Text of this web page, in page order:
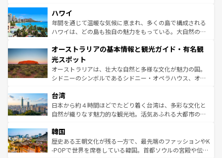
着のスイス情報は
のような巨大都市は、観光、ショッピング、エンターテイ
ンメントが詰まった刺激的なスポットだ。一方、アメリカ
西部には大自然が広がり、グランドキャニオンやイエロー
部のニューオーリンズでは、音楽と美食が融合した独特の
文化が魅力。旅行者はアメリカの各地域で異なる魅力を楽
しみながら、その多様性と豊かな歴史を感じることができ
るだろう。車でのロードトリップや列車の旅も、アメリカ
情報は
ハワイ
年間を通じて温暖な気候に恵まれ、多くの島で構成される
ハワイは、どの島も独自の魅力をもっている。大自然の神
ワイ島は見逃せない。また、定番の観光地といえばオアフ
島だが、静かな自然を求めるならマウイ島やカウアイ島が
おすすめ。エメラルドグリーンに輝く海をはじめ、豊かな
文化や歴史が息づいている。「アロハスピリット」と呼ば
人々、おいしいローカルフードやハワイアンミュージッ
ク、伝統的なフラダンスなど、すべてがハワイの魅力を彩
っている。訪れるたびに新しい発見と感動が待っているハ
はコンテンツ一覧
オーストラリアの基本情報と観光ガイド・有名観
光スポット
オーストラリアは、壮大な自然と多様な文化が魅力の国。
シドニーのシンボルであるシドニー・オペラハウス、オー
リアリーフや大陸中央部にそびえるウルル（エアーズロッ
ク）、タスマニアの美しい原生林やケアンズの熱帯雨林な
ど、見どころがたくさん。また、カフェやワイン、オージ
いる。アクティビティも充実しており、サーフィンやダイ
ビング、ハイキングなど、アウトドア好きにはたまらな
い。オーストラリアの多彩な魅力を存分に味わいつくそ
台湾
日本から約４時間ほどでたどり着く台湾は、多彩な文化と
自然が織りなす魅力的な観光地。活気あふれる大都市の台
ン）、静ひつな山岳地帯である台湾東部など、都市の喧騒
と山間の静けさが共存しており、訪れる人に新しい発見と
驚きをもたらしてくれる。また、奥深い台湾の食文化も魅
韓国
歴史ある王朝文化が残る一方で、最先端のファッションやK
-POPで世界を席巻している韓国。首都ソウルの宮殿や伝統